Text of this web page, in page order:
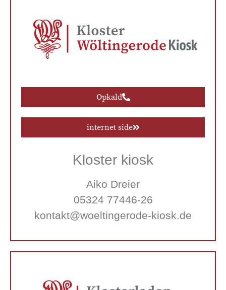
Opkald
internet side
Kloster kiosk
Aiko Dreier
05324 77446-26
kontakt@woeltingerode-kiosk.de